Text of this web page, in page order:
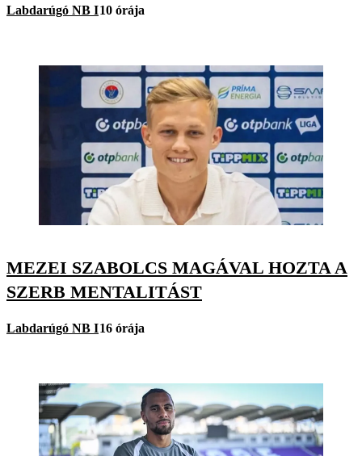
Labdarúgó NB I10 órája
MEZEI SZABOLCS MAGÁVAL HOZTA A
SZERB MENTALITÁST
Labdarúgó NB I16 órája